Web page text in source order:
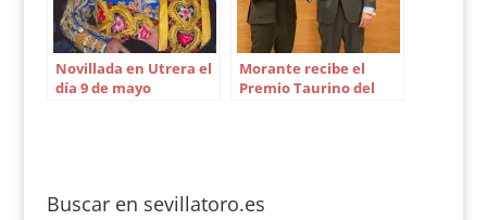
Novillada en Utrera el
día 9 de mayo
Morante recibe el
Premio Taurino del
Buscar en sevillatoro.es